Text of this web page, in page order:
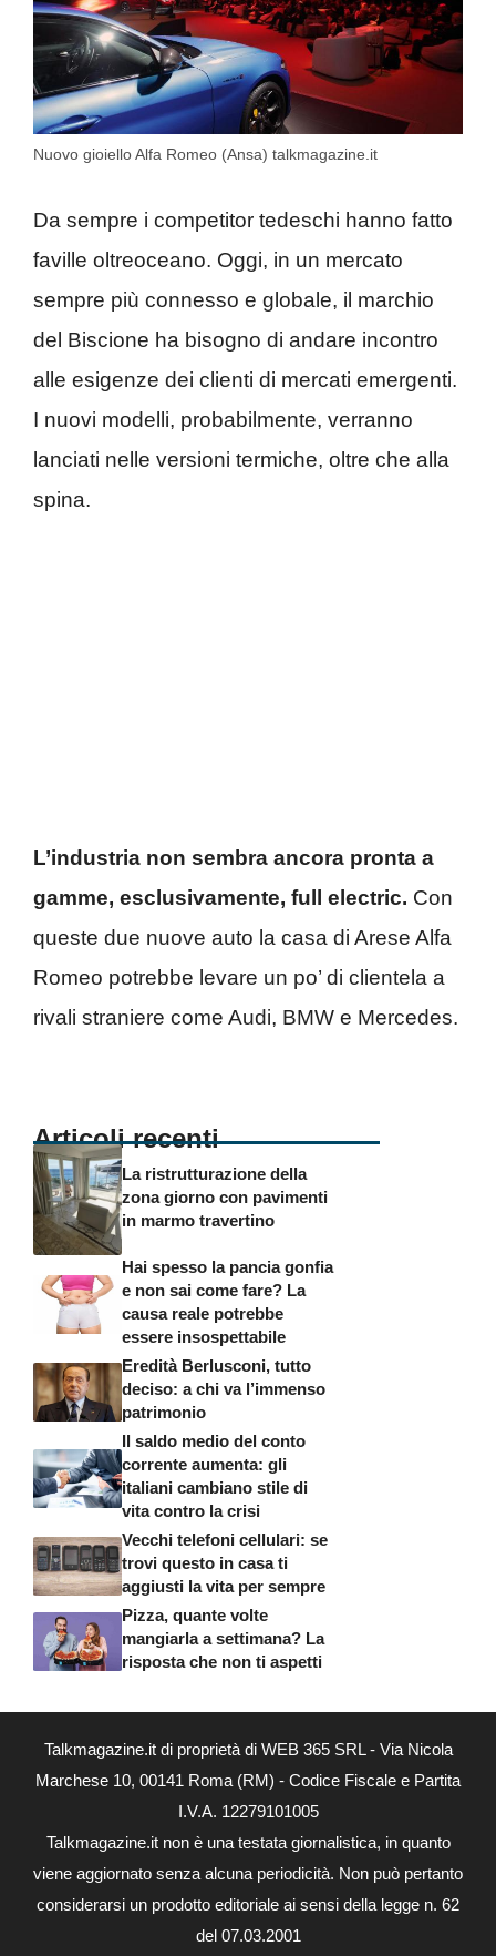
Nuovo gioiello Alfa Romeo (Ansa) talkmagazine.it
Da sempre i competitor tedeschi hanno fatto
faville oltreoceano. Oggi, in un mercato
sempre più connesso e globale, il marchio
del Biscione ha bisogno di andare incontro
alle esigenze dei clienti di mercati emergenti.
I nuovi modelli, probabilmente, verranno
lanciati nelle versioni termiche, oltre che alla
spina.
L’industria non sembra ancora pronta a
gamme, esclusivamente, full electric. Con
queste due nuove auto la casa di Arese Alfa
Romeo potrebbe levare un po’ di clientela a
rivali straniere come Audi, BMW e Mercedes.
Articoli recenti
La ristrutturazione della
zona giorno con pavimenti
in marmo travertino
Hai spesso la pancia gonfia
e non sai come fare? La
causa reale potrebbe
essere insospettabile
Eredità Berlusconi, tutto
deciso: a chi va l’immenso
patrimonio
Il saldo medio del conto
corrente aumenta: gli
italiani cambiano stile di
vita contro la crisi
Vecchi telefoni cellulari: se
trovi questo in casa ti
aggiusti la vita per sempre
Pizza, quante volte
mangiarla a settimana? La
risposta che non ti aspetti
Talkmagazine.it di proprietà di WEB 365 SRL - Via Nicola
Marchese 10, 00141 Roma (RM) - Codice Fiscale e Partita
I.V.A. 12279101005
Talkmagazine.it non è una testata giornalistica, in quanto
viene aggiornato senza alcuna periodicità. Non può pertanto
considerarsi un prodotto editoriale ai sensi della legge n. 62
del 07.03.2001